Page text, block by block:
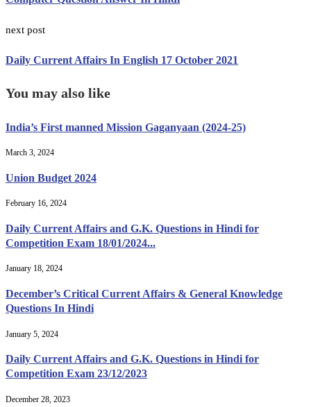
next post
Daily Current Affairs In English 17 October 2021
You may also like
India’s First manned Mission Gaganyaan (2024-25)
March 3, 2024
Union Budget 2024
February 16, 2024
Daily Current Affairs and G.K. Questions in Hindi for
Competition Exam 18/01/2024...
January 18, 2024
December’s Critical Current Affairs & General Knowledge
Questions In Hindi
January 5, 2024
Daily Current Affairs and G.K. Questions in Hindi for
Competition Exam 23/12/2023
December 28, 2023